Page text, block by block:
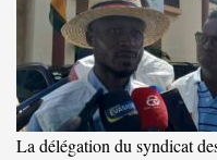
La délégation du syndicat